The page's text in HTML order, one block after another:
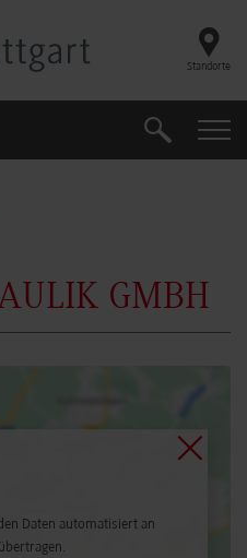
Standorte
Suche
GMBH
Daten automatisiert an